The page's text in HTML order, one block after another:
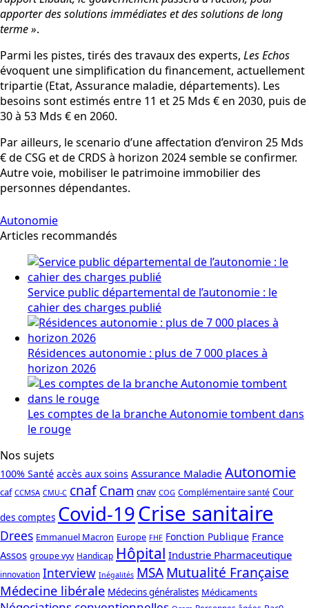
apporter des solutions immédiates et des solutions de long
terme ».
Parmi les pistes, tirés des travaux des experts, Les Echos
évoquent une simplification du financement, actuellement
tripartie (Etat, Assurance maladie, départements). Les
besoins sont estimés entre 11 et 25 Mds € en 2030, puis de
30 à 53 Mds € en 2060.
Par ailleurs, le scenario d’une affectation d’environ 25 Mds
€ de CSG et de CRDS à horizon 2024 semble se confirmer.
Autre voie, mobiliser le patrimoine immobilier des
personnes dépendantes.
Autonomie
Articles recommandés
Service public départemental de l’autonomie : le
cahier des charges publié
Résidences autonomie : plus de 7 000 places à
horizon 2026
Les comptes de la branche Autonomie tombent dans
le rouge
Nos sujets
100% Santé accès aux soins Assurance Maladie Autonomie
caf CCMSA CMU-C cnaf Cnam cnav COG Complémentaire santé Cour
des comptes Covid-19Crise sanitaire
Drees Emmanuel Macron Europe FHF Fonction Publique France
Assos groupe vyv Handicap Hôpital Industrie Pharmaceutique
innovation Interview Inégalités MSAMutualité Française
Médecine libérale Médecins généralistes Médicaments